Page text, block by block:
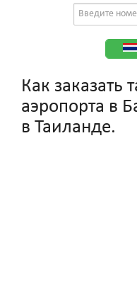
Как заказать
аэропорта в
в Таиланде.